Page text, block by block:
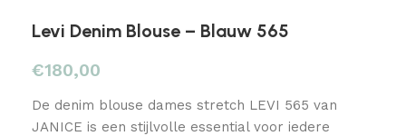
Levi Denim Blouse – Blauw 565
€180,00
De denim blouse dames stretch LEVI 565 van
JANICE is een stijlvolle essential voor iedere